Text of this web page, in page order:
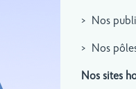
Nos
Nos
Nos sites